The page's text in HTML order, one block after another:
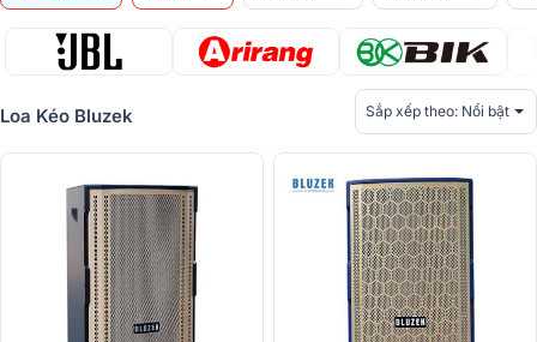
Loa Kéo Bluzek Sắp xếp theo: Nổi bật